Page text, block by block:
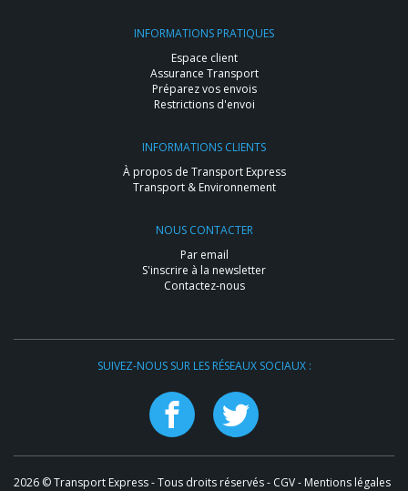
INFORMATIONS PRATIQUES
Espace client
Assurance Transport
Préparez vos envois
Restrictions d'envoi
INFORMATIONS CLIENTS
À propos de Transport Express
Transport & Environnement
NOUS CONTACTER
Par email
S'inscrire à la newsletter
Contactez-nous
SUIVEZ-NOUS SUR LES RÉSEAUX SOCIAUX :
2026 © Transport Express - Tous droits réservés - CGV- Mentions légales